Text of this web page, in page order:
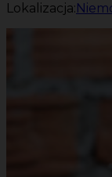
Lokalizacja: